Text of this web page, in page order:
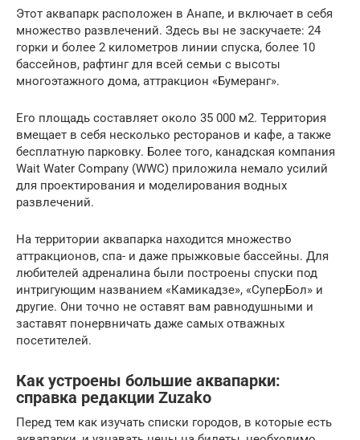
Этот аквапарк расположен в Анапе, и включает в себя
множество развлечений. Здесь вы не заскучаете: 24
горки и более 2 километров линии спуска, более 10
бассейнов, рафтинг для всей семьи с высоты
многоэтажного дома, аттракцион «Бумеранг».
Его площадь составляет около 35 000 м2. Территория
вмещает в себя несколько ресторанов и кафе, а также
бесплатную парковку. Более того, канадская компания
Wait Water Company (WWC) приложила немало усилий
для проектирования и моделирования водных
развлечений.
На территории аквапарка находится множество
аттракционов, спа- и даже прыжковые бассейны. Для
любителей адреналина были построены спуски под
интригующим названием «Камикадзе», «СуперБол» и
другие. Они точно не оставят вам равнодушными и
заставят понервничать даже самых отважных
посетителей.
Как устроены большие аквапарки:
справка редакции Zuzako
Перед тем как изучать списки городов, в которые есть